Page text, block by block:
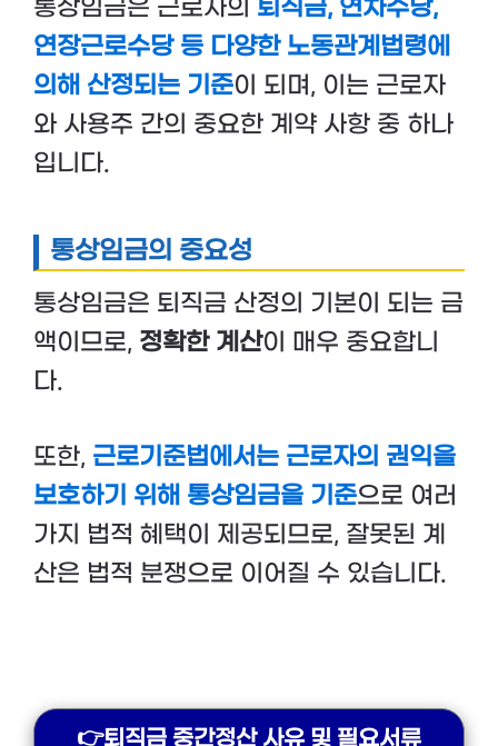
통상임금은 근로자의 퇴직금, 연차수당,
연장근로수당 등 다양한 노동관계법령에
의해 산정되는 기준이 되며, 이는 근로자
와 사용주 간의 중요한 계약 사항 중 하나
입니다.
통상임금의 중요성
통상임금은 퇴직금 산정의 기본이 되는 금
액이므로, 정확한 계산이 매우 중요합니
다.
또한, 근로기준법에서는 근로자의 권익을
보호하기 위해 통상임금을 기준으로 여러
가지 법적 혜택이 제공되므로, 잘못된 계
산은 법적 분쟁으로 이어질 수 있습니다.
👉퇴직금 중간정산 사유 및 필요서류